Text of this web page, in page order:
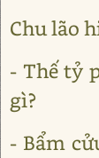
Chu lão
- Thế tỷ
gì?
- Bẩm